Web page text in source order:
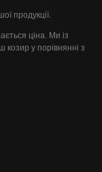
продукції.
ціна. Ми із
у порівнянні з